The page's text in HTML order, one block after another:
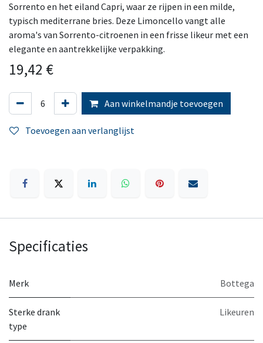
Sorrento en het eiland Capri, waar ze rijpen in een milde,
typisch mediterrane bries. Deze Limoncello vangt alle
aroma's van Sorrento-citroenen in een frisse likeur met een
elegante en aantrekkelijke verpakking.
19,42 €
Aan winkelmandje toevoegen
Toevoegen aan verlanglijst
Specificaties
Merk Bottega
Sterke drank
type
Likeuren